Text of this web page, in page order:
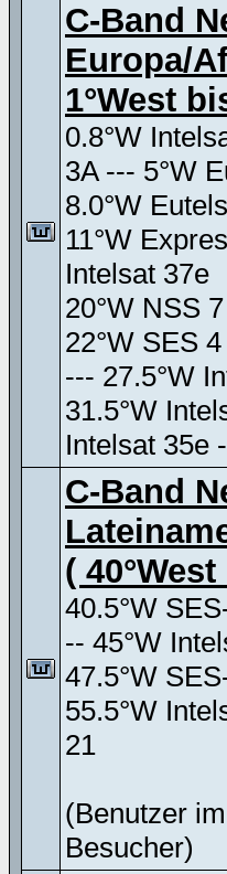
C-Band
Europa/
1°West
0.8°W
3A --- 5°W
8.0°W
11°W
Intelsat 37e
20°W NSS 7
22°W SES
--- 27.5°W
31.5°W
Intelsat 35e
C-Band
(
40.5°W
-- 45°W
47.5°W
55.5°W
21
(Benutzer
Besucher)